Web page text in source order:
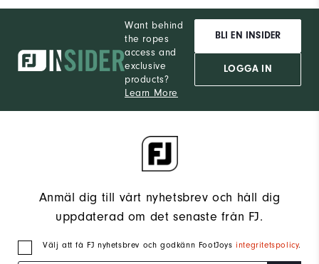
Want behind
the ropes
access and
exclusive
products?
Learn More
BLI EN INSIDER
LOGGA IN
Anmäl dig till vårt nyhetsbrev och håll dig
uppdaterad om det senaste från FJ.
Välj att få FJ nyhetsbrev och godkänn FootJoysintegritetspolicy.